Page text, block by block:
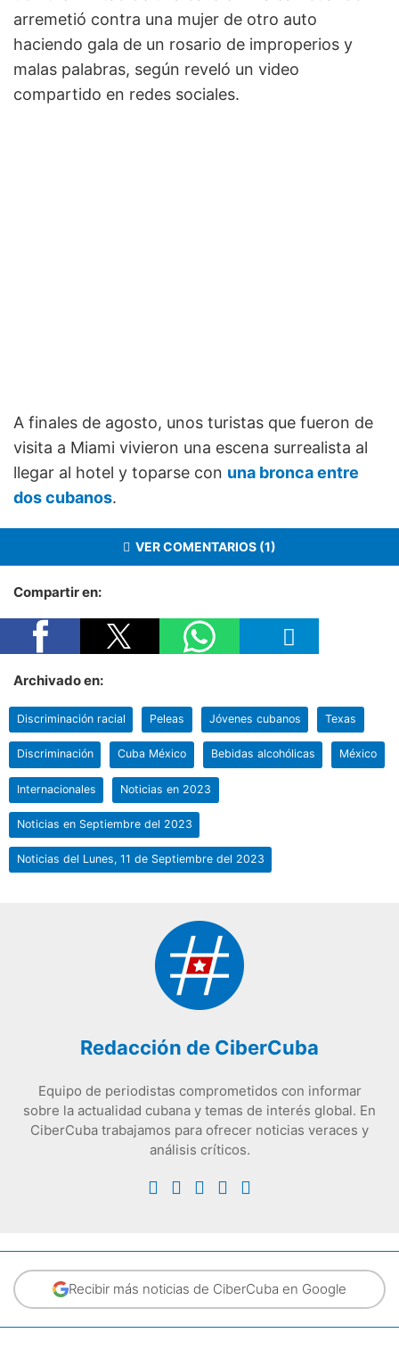
arremetió contra una mujer de otro auto
haciendo gala de un rosario de improperios y
malas palabras, según reveló un video
compartido en redes sociales.
A finales de agosto, unos turistas que fueron de
visita a Miami vivieron una escena surrealista al
llegar al hotel y toparse con una bronca entre
dos cubanos.
VER COMENTARIOS (1)
Compartir en:
Archivado en:
Discriminación racial Peleas Jóvenes cubanos Texas
Discriminación Cuba México Bebidas alcohólicas México
Internacionales Noticias en 2023
Noticias en Septiembre del 2023
Noticias del Lunes, 11 de Septiembre del 2023
Redacción de CiberCuba
Equipo de periodistas comprometidos con informar
sobre la actualidad cubana y temas de interés global. En
CiberCuba trabajamos para ofrecer noticias veraces y
análisis críticos.
Recibir más noticias de CiberCuba en Google